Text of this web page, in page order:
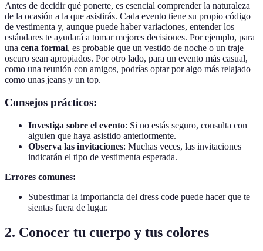
Antes de decidir qué ponerte, es esencial comprender la naturaleza
de la ocasión a la que asistirás. Cada evento tiene su propio código
de vestimenta y, aunque puede haber variaciones, entender los
estándares te ayudará a tomar mejores decisiones. Por ejemplo, para
una cena formal, es probable que un vestido de noche o un traje
oscuro sean apropiados. Por otro lado, para un evento más casual,
como una reunión con amigos, podrías optar por algo más relajado
como unas jeans y un top.
Consejos prácticos:
Investiga sobre el evento: Si no estás seguro, consulta con
alguien que haya asistido anteriormente.
Observa las invitaciones: Muchas veces, las invitaciones
indicarán el tipo de vestimenta esperada.
Errores comunes:
Subestimar la importancia del dress code puede hacer que te
sientas fuera de lugar.
2. Conocer tu cuerpo y tus colores